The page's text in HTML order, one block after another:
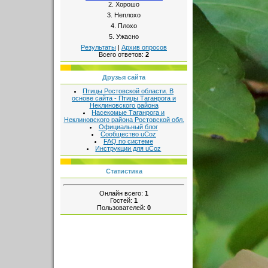
2. Хорошо
3. Неплохо
4. Плохо
5. Ужасно
Результаты | Архив опросов
Всего ответов: 2
Друзья сайта
Птицы Ростовской области. В
основе сайта - Птицы Таганрога и
Неклиновского района
Насекомые Таганрога и
Неклиновского района Ростовской обл.
Официальный блог
Сообщество uCoz
FAQ по системе
Инструкции для uCoz
Статистика
Онлайн всего: 1
Гостей: 1
Пользователей: 0